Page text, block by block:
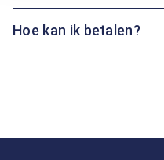
Hoe kan ik betalen?